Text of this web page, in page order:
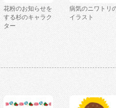
花粉のお知らせを
する杉のキャラク
ター
病気のニワトリ
イラスト